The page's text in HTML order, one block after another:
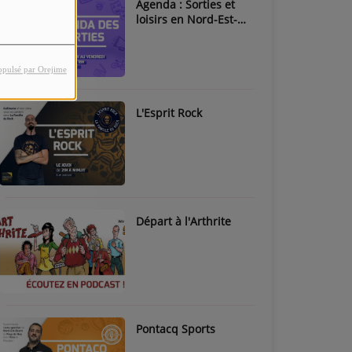
par Orejime
Agenda : Sorties et
loisirs en Nord-Est-
L'Esprit Rock
Départ à l'Arthrite
Pontacq Sports